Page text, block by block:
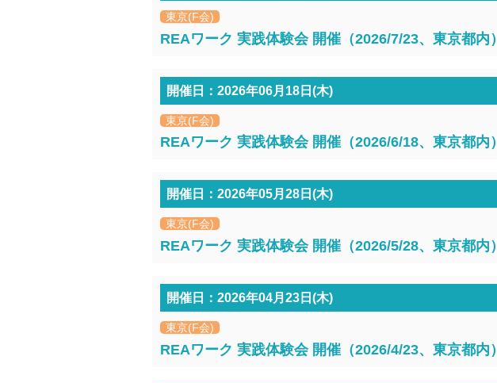
東京(F会)
REAワーク 実践体験会 開催（2026/7/23、東京都内）
開催日：2026年06月18日(木)
東京(F会)
REAワーク 実践体験会 開催（2026/6/18、東京都内）
開催日：2026年05月28日(木)
東京(F会)
REAワーク 実践体験会 開催（2026/5/28、東京都内）
開催日：2026年04月23日(木)
東京(F会)
REAワーク 実践体験会 開催（2026/4/23、東京都内）